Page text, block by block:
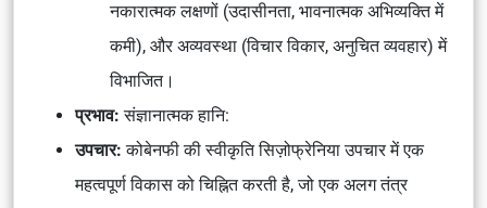
नकारात्मक लक्षणों (उदासीनता, भावनात्मक अभिव्यक्ति में
कमी), और अव्यवस्था (विचार विकार, अनुचित व्यवहार) में
विभाजित।
प्रभाव: संज्ञानात्मक हानि:
उपचार: कोबेनफी की स्वीकृति सिज़ोफ्रेनिया उपचार में एक
महत्वपूर्ण विकास को चिह्नित करती है, जो एक अलग तंत्र